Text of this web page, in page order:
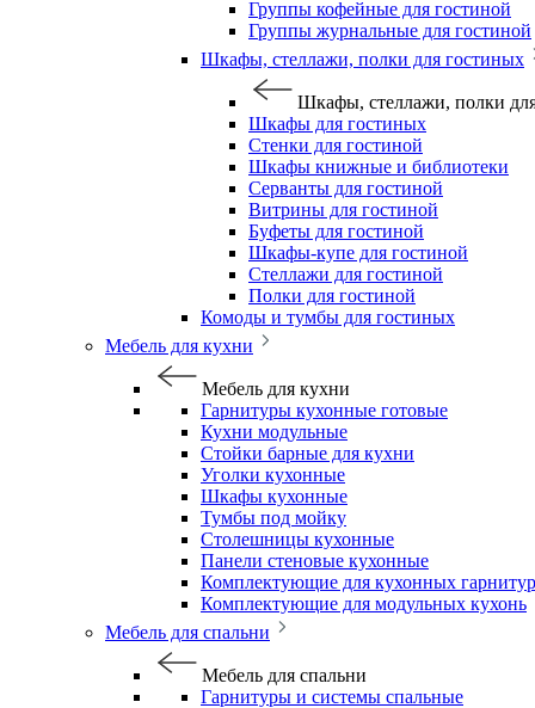
Группы кофейные для гостиной
Группы журнальные для гостиной
Шкафы, стеллажи, полки для гостиных
Шкафы, стеллажи, полки
Шкафы для гостиных
Стенки для гостиной
Шкафы книжные и библиотеки
Серванты для гостиной
Витрины для гостиной
Буфеты для гостиной
Шкафы-купе для гостиной
Стеллажи для гостиной
Полки для гостиной
Комоды и тумбы для гостиных
Мебель для кухни
Мебель для кухни
Гарнитуры кухонные готовые
Кухни модульные
Стойки барные для кухни
Уголки кухонные
Шкафы кухонные
Тумбы под мойку
Столешницы кухонные
Панели стеновые кухонные
Комплектующие для кухонных
Комплектующие для модульных кухонь
Мебель для спальни
Мебель для спальни
Гарнитуры и системы спальные